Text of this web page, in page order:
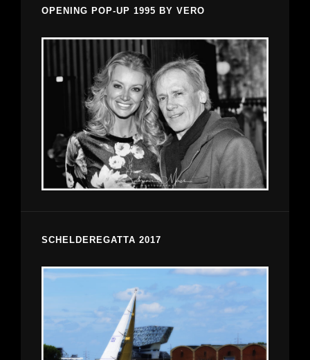
OPENING POP-UP 1995 BY VERO
SCHELDEREGATTA 2017